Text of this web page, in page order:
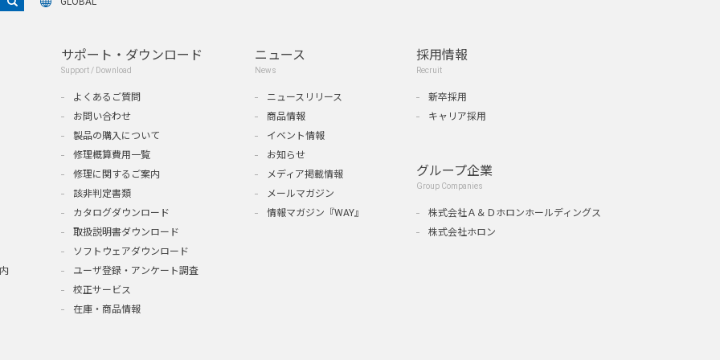
サポート・ダウンロード
Support / Download
よくあるご質問
お問い合わせ
製品の購入について
修理概算費用一覧
修理に関するご案内
該非判定書類
カタログダウンロード
取扱説明書ダウンロード
ソフトウェアダウンロード
ユーザ登録・アンケート調査
校正サービス
在庫・商品情報
ニュース
News
ニュースリリース
商品情報
イベント情報
お知らせ
メディア掲載情報
メールマガジン
情報マガジン『WAY』
採用情報
Recruit
新卒採用
キャリア採用
グループ企業
Group Companies
株式会社Ａ＆Ｄホロンホールディングス
株式会社ホロン